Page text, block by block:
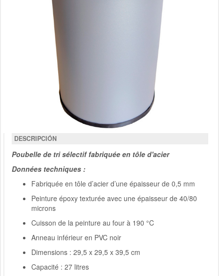
DESCRIPCIÓN
Poubelle de tri sélectif fabriquée en tôle d'acier
Données techniques :
Fabriquée en tôle d’acier d’une épaisseur de 0,5 mm
Peinture époxy texturée avec une épaisseur de 40/80
microns
Cuisson de la peinture au four à 190 °C
Anneau inférieur en PVC noir
Dimensions : 29,5 x 29,5 x 39,5 cm
Capacité : 27 litres